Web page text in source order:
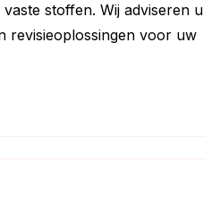
stoffen. Wij adviseren u
revisieoplossingen voor uw